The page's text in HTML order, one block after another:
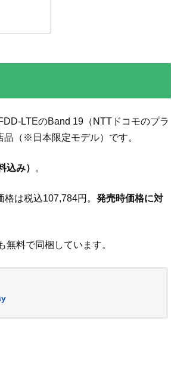
LTEのBand 19（NTTドコモのプラ
（※日本限定モデル）です。
込み） 。
は税込107,784円。 発売時価格に対
料で同梱しています。